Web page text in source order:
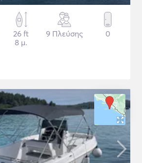
26 ft
8 μ.
9 Πλεύσης 0